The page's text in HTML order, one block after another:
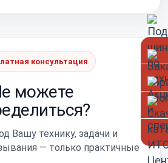
консультация
можете
Вашу технику, задачи и
— только практичные